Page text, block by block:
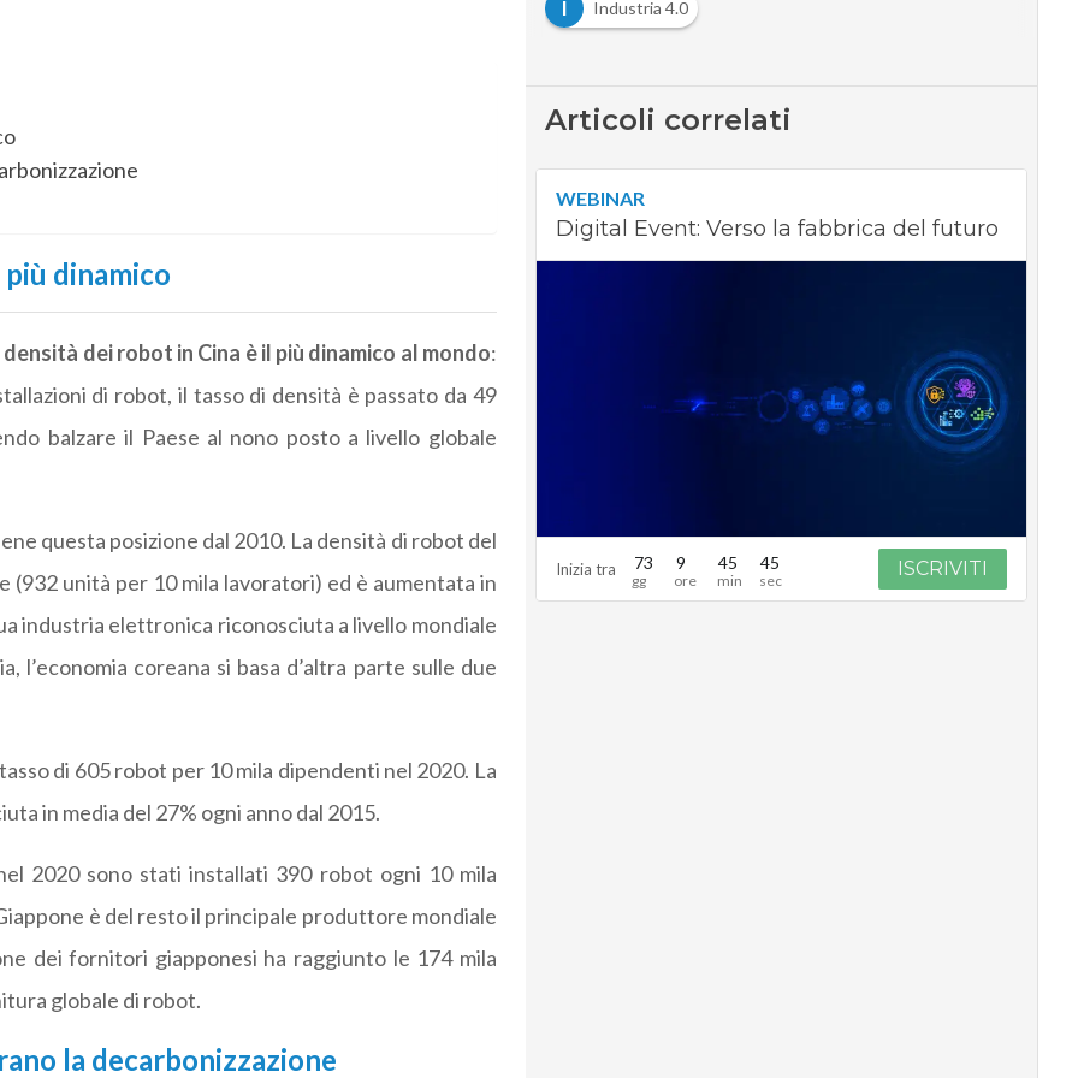
dinamico
dei robot in Cina è il più dinamico al mondo:
di robot, il tasso di densità è passato da 49
balzare il Paese al nono posto a livello globale
questa posizione dal 2010. La densità di robot del
(932 unità per 10 mila lavoratori) ed è aumentata in
industria elettronica riconosciuta a livello mondiale
l’economia coreana si basa d’altra parte sulle due
di 605 robot per 10 mila dipendenti nel 2020. La
in media del 27% ogni anno dal 2015.
2020 sono stati installati 390 robot ogni 10 mila
è del resto il principale produttore mondiale
dei fornitori giapponesi ha raggiunto le 174 mila
globale di robot.
la decarbonizzazione
I Industria 4.0
Articoli correlati
WEBINAR
Digital Event: Verso la fabbrica del futuro
Inizia tra 73 9 45 44 ISCRIVITI